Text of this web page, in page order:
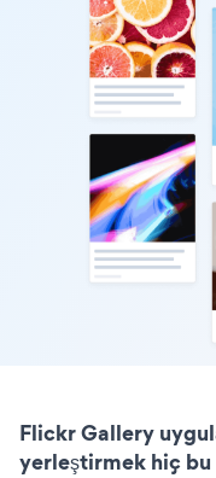
Flickr Gallery
yerleştirmek hiç bu